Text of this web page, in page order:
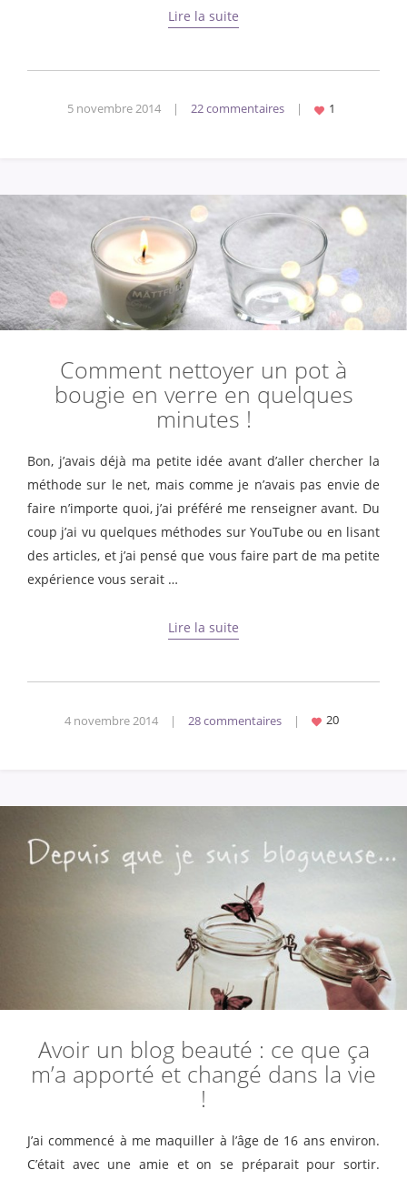
Lire la suite
5 novembre 2014 | 22 commentaires |
Comment nettoyer un pot à
bougie en verre en quelques
minutes !
Bon, j’avais déjà ma petite idée avant d’aller chercher la
méthode sur le net, mais comme je n’avais pas envie de
faire n’importe quoi, j’ai préféré me renseigner avant. Du
coup j’ai vu quelques méthodes sur YouTube ou en lisant
des articles, et j’ai pensé que vous faire part de ma petite
expérience vous serait …
Lire la suite
4 novembre 2014 | 28 commentaires |
Avoir un blog beauté : ce que ça
m’a apporté et changé dans la vie
!
J’ai commencé à me maquiller à l’âge de 16 ans environ.
C’était avec une amie et on se préparait pour sortir.